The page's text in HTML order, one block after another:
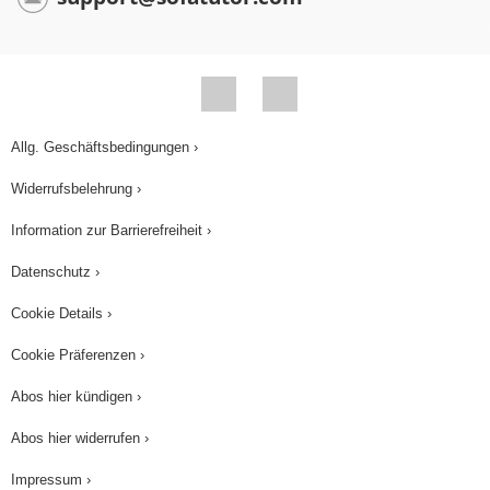
genießen. Fünftens: Reaktion mit Basen. Als
Beispielbase verwende ich hier Natriumhydroxid,
NaOH. Die Essigsäure liefert Wasserstoff-Ionen,
OH-. Es entsteht das Salz Natriumacetat und
Wasser wird frei. Diesen Typ der Reaktion
bezeichnet man als „Neutralisation“. Sechstens:
zeigen, stelle ich die Essigsäurestruktur etwas
ausführlicher dar. Essigsäure reagiert mit einer
Könnt ihr euch erinnern, worum es sich handelt?
Richtig, es ist Ethanol, umgangssprachlich
Allg. Geschäftsbedingungen ›
Widerrufsbelehrung ›
Information zur Barrierefreiheit ›
Datenschutz ›
Cookie Details ›
Cookie Präferenzen ›
Abos hier kündigen ›
Abos hier widerrufen ›
Impressum ›